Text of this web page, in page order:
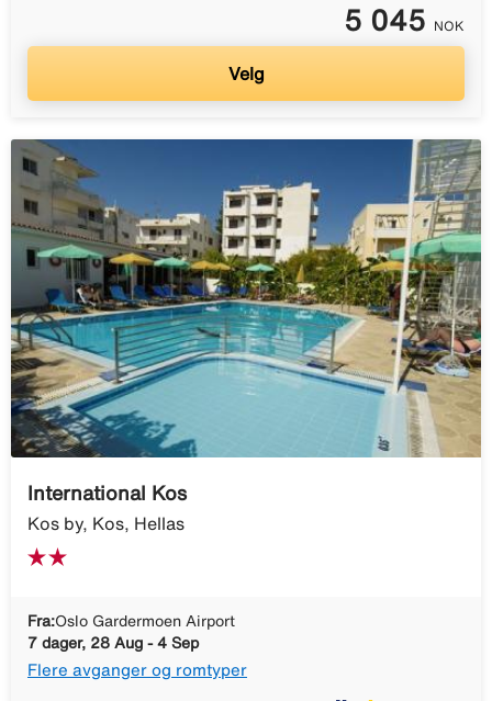
5 045 NOK
Velg
International Kos
Kos by, Kos, Hellas
Fra:Oslo Gardermoen Airport
7 dager, 28 Aug - 4 Sep
Flere avganger og romtyper